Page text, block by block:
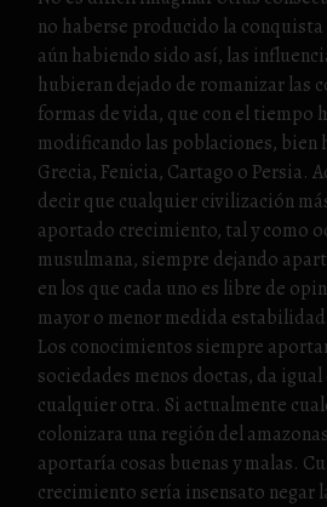
no haberse producido la
aún habiendo sido así, las
hubieran dejado de romanizar las
formas de vida, que con el tiempo
modificando las poblaciones, bien
Grecia, Fenicia, Cartago o Persia.
decir que cualquier civilización
aportado crecimiento, tal y como
musulmana, siempre dejando
en los que cada uno es libre de
mayor o menor medida
Los conocimientos siempre
sociedades menos doctas, da
cualquier otra. Si actualmente
colonizara una región del
aportaría cosas buenas y malas.
crecimiento sería insensato negar